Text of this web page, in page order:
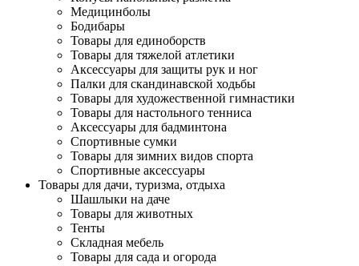
Медицинболы
Бодибары
Товары для единоборств
Товары для тяжелой атлетики
Аксессуары для защиты рук и ног
Палки для скандинавской ходьбы
Товары для художественной гимнастики
Товары для настольного тенниса
Аксессуары для бадминтона
Спортивные сумки
Товары для зимних видов спорта
Спортивные аксессуары
Товары для дачи, туризма, отдыха
Шашлыки на даче
Товары для животных
Тенты
Складная мебель
Товары для сада и огорода